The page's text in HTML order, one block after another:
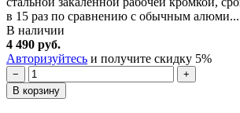
в 15 раз по сравнению с обычным алюми...
В наличии
4 490 руб.
Авторизуйтесь и получите скидку 5%
−
+
В корзину